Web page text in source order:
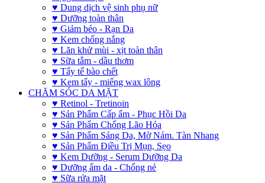
♥ Dung dịch vệ sinh phụ nữ
♥ Dưỡng toàn thân
♥ Giảm béo - Rạn Da
♥ Kem chống nắng
♥ Lăn khử mùi - xịt toàn thân
♥ Sữa tắm - dầu thơm
♥ Tẩy tế bào chết
♥ Kem tẩy - miếng wax lông
CHĂM SÓC DA MẶT
♥ Retinol - Tretinoin
♥ Sản Phẩm Cấp ẩm - Phục Hồi Da
♥ Sản Phẩm Chống Lão Hóa
♥ Sản Phẩm Sáng Da, Mờ Nám. Tàn Nhang
♥ Sản Phẩm Điều Trị Mụn, Sẹo
♥ Kem Dưỡng - Serum Dưỡng Da
♥ Dưỡng ẩm da - Chống nẻ
♥ Sữa rửa mặt